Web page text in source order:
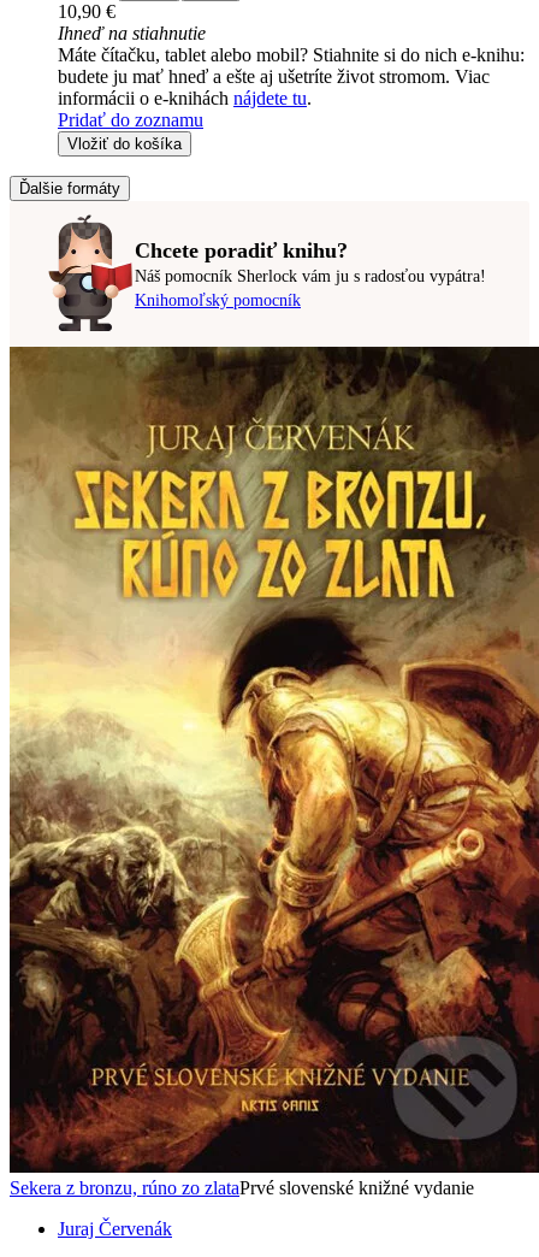
10,90 €
Ihneď na stiahnutie
Máte čítačku, tablet alebo mobil? Stiahnite si do nich e-knihu:
budete ju mať hneď a ešte aj ušetríte život stromom. Viac
informácii o e-knihách nájdete tu.
Pridať do zoznamu
Vložiť do košíka
Ďalšie formáty
Chcete poradiť knihu?
Náš pomocník Sherlock vám ju s radosťou vypátra!
Knihomoľský pomocník
Sekera z bronzu, rúno zo zlataPrvé slovenské knižné vydanie
Juraj Červenák